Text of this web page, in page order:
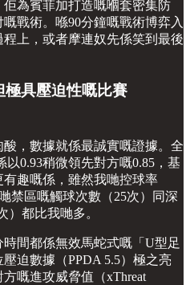
為賓菲加打造嘅嗰套密集防
戰術。喺90分鐘嘅戰術博弈入
上，或者摩連奴先係笑到最後
極具壓迫性嘅比賽
，數據就係最誠實嘅證據。全
0.93稍微領先對方嘅0.85，基
趣嘅係，雖然我哋控球率
禁區嘅觸球次數（25次）同深
）都比我哋多。
間都係無效馬蛇式嘅「U型足
迫數據（PPDA 5.5）極之亮
嘅進攻威脅值（xThreat